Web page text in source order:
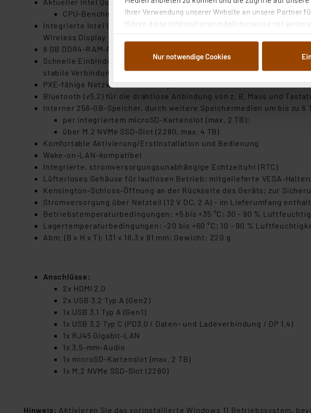
Ihrer Verwendung unserer Website an unsere Partner
führen diese Informationen möglicherweise mit
Weiterverarbeitung für die nachfolgend dargestellten
Abs.1a DSG-VO) zu. Eine detaillierte Auflistung der
ganz oder teilweise zustimmen. Ihre erteilte
anpassen oder widerrufen. Die Rechtmäßigkeit der
Auswertung und Analyse bis zum Zeitpunkt des
dazu führen, dass die Einstellungen nicht längerfristig
„Einige Drittanbieter verarbeiten personenbezogene
dieser Drittanbieter umfasst daher ggf. auch die
Nähere Infos zu diesen Drittanbietern und zu der
Für die USA besteht kein Angemessenheitsbeschluss
Datenschutz nach EU-Standards eingestuft wird. So
Daten in Überwachungsprogrammen verarbeiten,
Unsere Kooperation mit diesen Dienstleistern stützt
Kommission sowie einer eigenen Beurteilung der mit
Nur notwendige Cookies
CPU-Benchmark: 4061 (aufgenommen von cpubenchmark.net,
Integrierte Intel UHD Graphics GPU (350 - 800 MHz) unterstützt
Wireless Display
8 GB DDR4-RAM-Arbeitsspeicher
Schnelle Einbindung ins Heimnetzwerk über WLAN 802.11 b/g/n/ac/
stabile Verbindung direkt zum Router
PXE-fähige Netzwerkkarte ermöglicht das Booten des Mini-PCs
Bluetooth (v5.2) für die drahtlose Anbindung von z. B. Maus und
Interner 256-GB-Speicher, durch weitere Speichermedien um bis zu 6
per integriertem microSD-Kartenslot (max. 2 TB);
über M.2 NVMe SSD-Slot (2280, max. 4 TB)
Komfortable Aktivierung/Erstinstallation und Bedienung
Wake-on-LAN-kompatibel
Integrierte, stromversorgungsunabhängige Echtzeituhr (RTC)
Lüfterloses Gehäuse für lautlosen Betrieb; mitgelieferte VESA-
Kensington-Schloss-Öffnung an der Rückseite des Geräts; zur
Stromversorgung über Netzteil (12 V DC, 2 A) - im Lieferumfang
Betriebstemperaturbedingungen: +5 bis +35 °C; 30 - 90 %
Lagertemperaturbedingungen: -20 bis +60 °C; 10 - 90 %
Abm. (B x H x T): 131 x 18,3 x 81 mm; Gewicht: 220 g
Anschlüsse:
2x HDMI 2.0
2x USB 3.2 Typ A (Gen2)
1x USB 3.1 Typ A (Gen1)
1x USB 3.2 Typ C (PD3.0 / Daten- und Ladeverbindung / DP 1.4)
1x RJ45 Gigabit-LAN
1x 3.5-mm-Audio
1x microSD-Kartenslot (max. 2 TB)
1x M.2 NVMe SSD-Slot (2280)
Hinweis: Aktivieren Sie das vorinstallierte Windows 11 Betriebssystem,